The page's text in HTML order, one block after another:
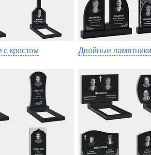
с крестом Двойные памятники